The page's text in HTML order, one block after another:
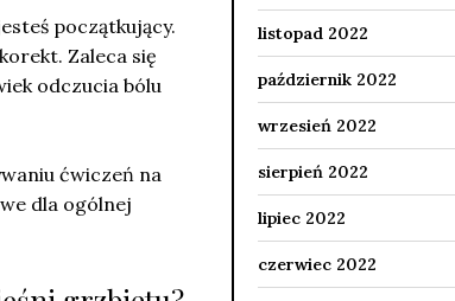
początkujący.
Zaleca się
odczucia bólu
ćwiczeń na
dla ogólnej
listopad 2022
październik 2022
wrzesień 2022
sierpień 2022
lipiec 2022
czerwiec 2022